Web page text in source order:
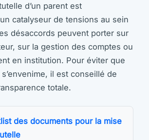
d’un parent est
catalyseur de tensions au sein
désaccords peuvent porter sur
sur la gestion des comptes ou
en institution. Pour éviter que
il est conseillé de
totale.
des documents pour la mise